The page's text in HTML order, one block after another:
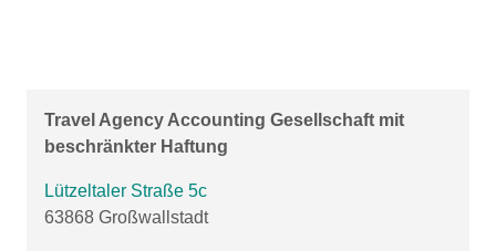
Travel Agency Accounting Gesellschaft mit
beschränkter Haftung
Lützeltaler Straße 5c
63868 Großwallstadt